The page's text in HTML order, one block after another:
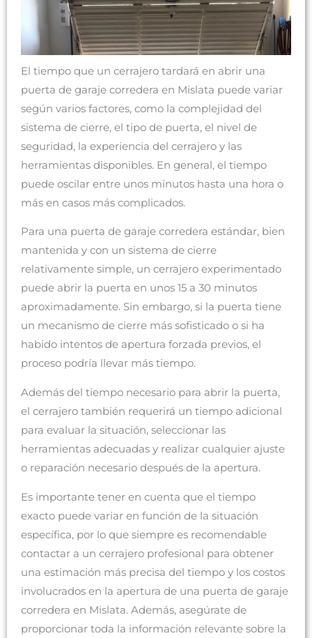
El tiempo que un cerrajero tardará en abrir una
puerta de garaje corredera en Mislata puede variar
según varios factores, como la complejidad del
sistema de cierre, el tipo de puerta, el nivel de
seguridad, la experiencia del cerrajero y las
herramientas disponibles. En general, el tiempo
puede oscilar entre unos minutos hasta una hora o
más en casos más complicados.
Para una puerta de garaje corredera estándar, bien
mantenida y con un sistema de cierre
relativamente simple, un cerrajero experimentado
puede abrir la puerta en unos 15 a 30 minutos
aproximadamente. Sin embargo, si la puerta tiene
un mecanismo de cierre más sofisticado o si ha
habido intentos de apertura forzada previos, el
proceso podría llevar más tiempo.
Además del tiempo necesario para abrir la puerta,
el cerrajero también requerirá un tiempo adicional
para evaluar la situación, seleccionar las
herramientas adecuadas y realizar cualquier ajuste
o reparación necesario después de la apertura.
Es importante tener en cuenta que el tiempo
exacto puede variar en función de la situación
específica, por lo que siempre es recomendable
contactar a un cerrajero profesional para obtener
una estimación más precisa del tiempo y los costos
involucrados en la apertura de una puerta de garaje
corredera en Mislata. Además, asegúrate de
proporcionar toda la información relevante sobre la